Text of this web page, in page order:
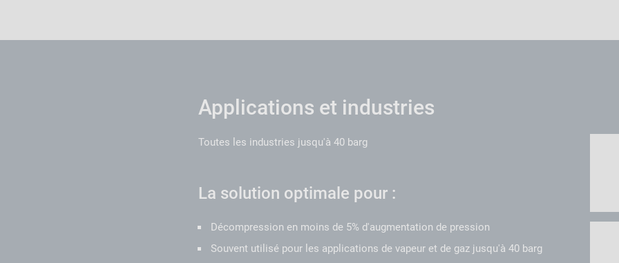
Applications et industries
Toutes les industries jusqu'à 40 barg
La solution optimale pour :
Décompression en moins de 5% d'augmentation de pression
Souvent utilisé pour les applications de vapeur et de gaz jusqu'à 40 barg